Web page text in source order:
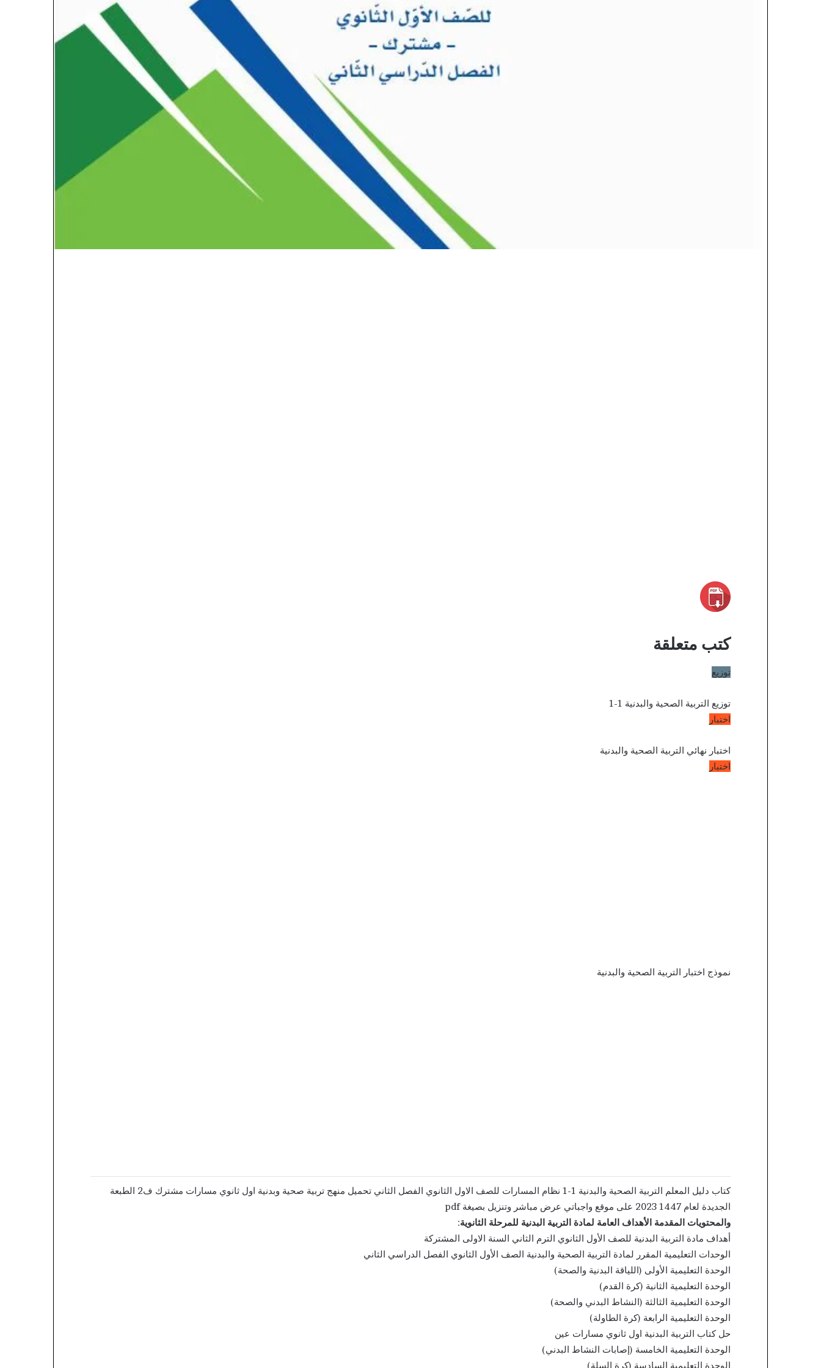
كتب متعلقة
توزيع
توزيع التربية الصحية والبدنية 1-1
اختبار
اختبار نهائي التربية الصحية والبدنية
اختبار
نموذج اختبار التربية الصحية والبدنية
كتاب دليل المعلم التربية الصحية والبدنية 1-1 نظام المسارات للصف الاول الثانوي الفصل الثاني تحميل منهج تربية صحية وبدنية اول ثانوي مسارات مشترك ف2 الطبعة
الجديدة لعام 1447 2023 على موقع واجباتي عرض مباشر وتنزيل بصيغة pdf
والمحتويات المقدمة الأهداف العامة لمادة التربية البدنية للمرحلة الثانوية:
أهداف مادة التربية البدنية للصف الأول الثانوي الترم الثاني السنة الاولى المشتركة
الوحدات التعليمية المقرر لمادة التربية الصحية والبدنية الصف الأول الثانوي الفصل الدراسي الثاني
الوحدة التعليمية الأولى (اللياقة البدنية والصحة)
الوحدة التعليمية الثانية (كرة القدم)
الوحدة التعليمية الثالثة (النشاط البدني والصحة)
الوحدة التعليمية الرابعة (كرة الطاولة)
حل كتاب التربية البدنية اول ثانوي مسارات عين
الوحدة التعليمية الخامسة (إصابات النشاط البدني)
الوحدة التعليمية السادسة (كرة السلة)